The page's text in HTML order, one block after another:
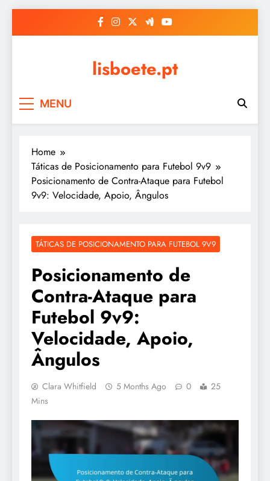
lisboete.pt
MENU
Home
Táticas de Posicionamento para Futebol 9v9
Posicionamento de Contra-Ataque para Futebol
9v9: Velocidade, Apoio, Ângulos
TÁTICAS DE POSICIONAMENTO PARA FUTEBOL 9V9
Posicionamento de
Contra-Ataque para
Futebol 9v9:
Velocidade, Apoio,
Ângulos
Clara Whitfield 5 Months Ago 0
25
Mins